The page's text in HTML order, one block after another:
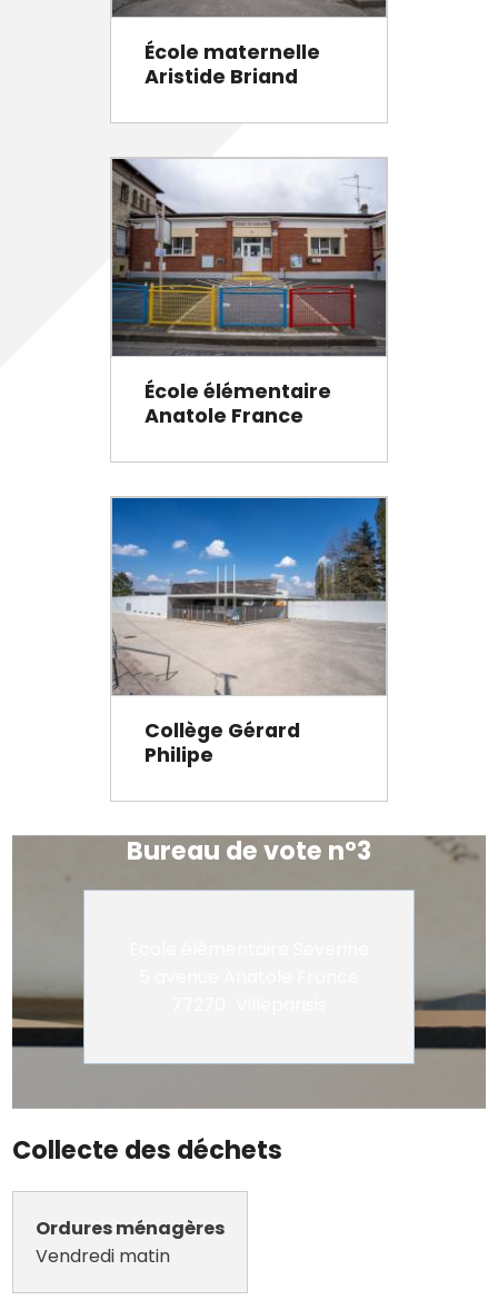
École maternelle
Aristide Briand
École élémentaire
Anatole France
Collège Gérard
Philipe
Bureau de vote n°3
Collecte des déchets
Ordures ménagères
Vendredi matin